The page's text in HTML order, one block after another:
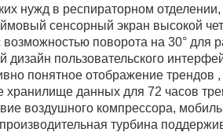
нужд в респираторном
сенсорный экран высокой
возможностью поворота на 30° для
дизайн пользовательского
понятное отображение
данных для 72 часов
воздушного компрессора,
турбина